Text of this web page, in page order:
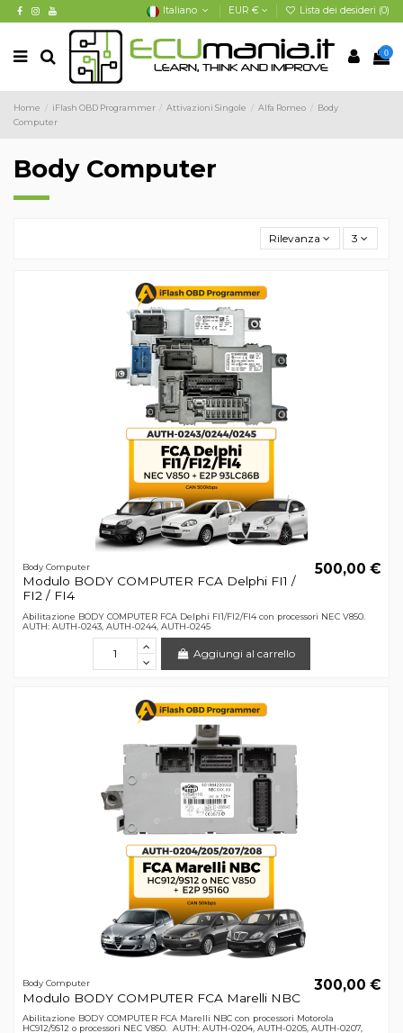
Italiano EUR € Lista dei desideri (0)
0
Home iFlash OBD Programmer Attivazioni Singole Alfa Romeo
Body
Computer
Body Computer
Rilevanza 3
Body Computer
Modulo BODY COMPUTER FCA Delphi FI1 /
FI2 / FI4
500,00 €
Abilitazione BODY COMPUTER FCA Delphi FI1/FI2/FI4 con processori NEC V850.
AUTH: AUTH-0243, AUTH-0244, AUTH-0245
Aggiungi al carrello
Body Computer
Modulo BODY COMPUTER FCA Marelli NBC
300,00 €
Abilitazione BODY COMPUTER FCA Marelli NBC con processori Motorola
HC912/9S12 o processori NEC V850. AUTH: AUTH-0204, AUTH-0205, AUTH-0207,